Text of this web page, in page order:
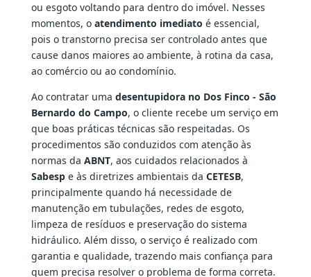
ou esgoto voltando para dentro do imóvel. Nesses
momentos, o atendimento imediato é essencial,
pois o transtorno precisa ser controlado antes que
cause danos maiores ao ambiente, à rotina da casa,
ao comércio ou ao condomínio.
Ao contratar uma desentupidora no Dos Finco - São
Bernardo do Campo, o cliente recebe um serviço em
que boas práticas técnicas são respeitadas. Os
procedimentos são conduzidos com atenção às
normas da ABNT, aos cuidados relacionados à
Sabespe às diretrizes ambientais da CETESB,
principalmente quando há necessidade de
manutenção em tubulações, redes de esgoto,
limpeza de resíduos e preservação do sistema
hidráulico. Além disso, o serviço é realizado com
garantia e qualidade, trazendo mais confiança para
quem precisa resolver o problema de forma correta.